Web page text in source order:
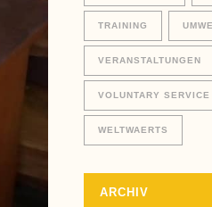
TRAINING
VERANSTALTUNGEN
VOLUNTARY SERVICE
WELTWAERTS
ARCHIV